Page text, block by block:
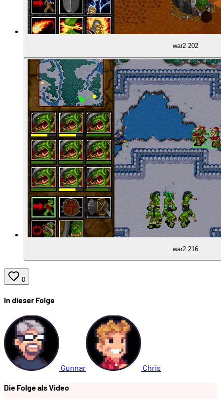
war2 202
war2 216
0
In dieser Folge
Gunnar Chris
Die Folge als Video